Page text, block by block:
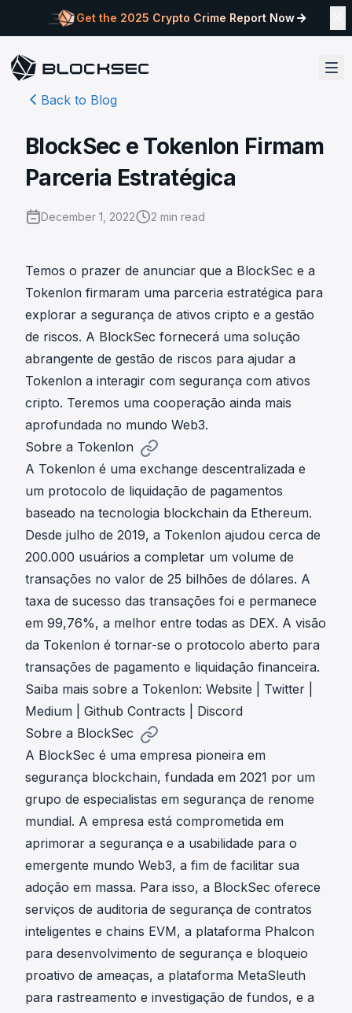
Get the 2025 Crypto Crime Report Now
Back to Blog
BlockSec e Tokenlon Firmam
Parceria Estratégica
December 1, 2022 2 min read
Temos o prazer de anunciar que a BlockSec e a
Tokenlon firmaram uma parceria estratégica para
explorar a segurança de ativos cripto e a gestão
de riscos. A BlockSec fornecerá uma solução
abrangente de gestão de riscos para ajudar a
Tokenlon a interagir com segurança com ativos
cripto. Teremos uma cooperação ainda mais
aprofundada no mundo Web3.
Sobre a Tokenlon
A Tokenlon é uma exchange descentralizada e
um protocolo de liquidação de pagamentos
baseado na tecnologia blockchain da Ethereum.
Desde julho de 2019, a Tokenlon ajudou cerca de
200.000 usuários a completar um volume de
transações no valor de 25 bilhões de dólares. A
taxa de sucesso das transações foi e permanece
em 99,76%, a melhor entre todas as DEX. A visão
da Tokenlon é tornar-se o protocolo aberto para
transações de pagamento e liquidação financeira.
Saiba mais sobre a Tokenlon: Website Twitter
Medium
Github Contracts
Discord
Sobre a BlockSec
A BlockSec é uma empresa pioneira em
segurança blockchain, fundada em 2021 por um
grupo de especialistas em segurança de renome
mundial. A empresa está comprometida em
aprimorar a segurança e a usabilidade para o
emergente mundo Web3, a fim de facilitar sua
adoção em massa. Para isso, a BlockSec oferece
serviços de auditoria de segurança de contratos
inteligentes e chains EVM, a plataforma Phalcon
para desenvolvimento de segurança e bloqueio
proativo de ameaças, a plataforma MetaSleuth
para rastreamento e investigação de fundos, e a